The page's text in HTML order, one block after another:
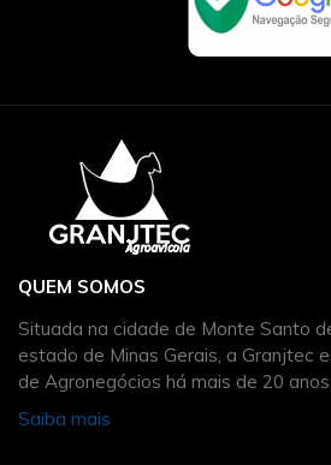
QUEM SOMOS
Situada na cidade de Monte Santo
estado de Minas Gerais, a Granjtec
de Agronegócios há mais de 20 anos.
Saiba mais